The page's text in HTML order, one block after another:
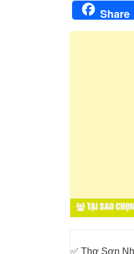
Share
TẠI SAO
✅ Thợ Sơn